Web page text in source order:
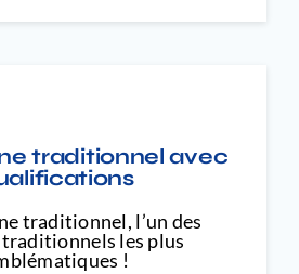
traditionnel avec
traditionnel, l’un des
les plus
!